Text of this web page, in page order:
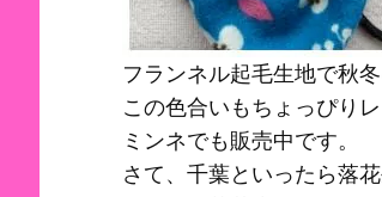
フランネル起毛生地で秋
この色合いもちょっぴり
ミンネでも販売中です。
さて、千葉といったら落